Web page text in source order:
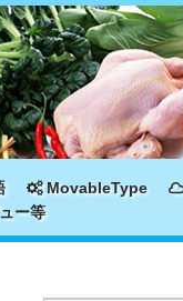
MovableType
ー等